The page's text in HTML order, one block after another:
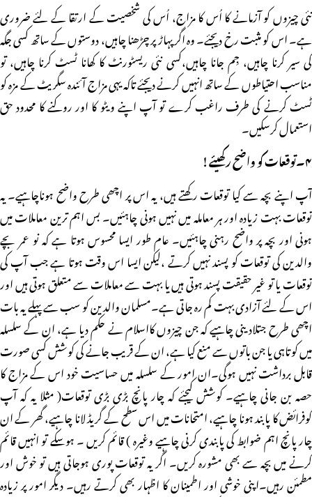
نئی چیزوں کو آزمانے کا اُس کا مزاج، اُس کی شخصیت کے ارتقا کے لئے ضروری
ہے۔ اس کو مثبت رخ دیجئے۔ وہ اگر پہاڑ پر چڑھنا چاہیں، دوستوں کے ساتھ کسی جگہ
کی سیر کرنا چاہیں، جِم جانا چاہیں،کسی نئی ریسٹورنٹ کا کھانا ٹسٹ کرنا چاہیں، تو
مناسب احتیاطوں کے ساتھ انہیں کرنے دیجئے تاکہ یہی مزاج آئندہ سگریٹ کے مزہ کو
ٹسٹ کرنے کی طرف راغب کرے تو آپ اپنے ویٹو کا اور روکنے کا محدود حق
استعمال کرسکیں۔
۴۔توقعات کو واضح رکھیئے !
آپ اپنے بچہ سے کیا توقعات رکھتے ہیں، یہ اس پر اچھی طرح واضح ہوناچاہیے۔ یہ
توقعات بہت زیادہ اور ہر معاملہ میں نہیں ہونی چاہئیں۔ بس اہم ترین معاملات میں
ہونی اور بچہ پر واضح رہنی چاہئیں۔ عام طور ایسا محسوس ہوتا ہے کہ نو عمر بچے
والدین کی توقعات کو پسند نہیں کرتے ،لیکن ایسا اس وقت ہوتا ہے جب آپ کی
توقعات یا تو غیر حقیقت پسند ہوتی ہیں یا بہت سے معاملات سے متعلق ہوتی ہیں اور
اس کے لئے آزادی بہت کم رہ جاتی ہے۔مسلمان والدین کو سب سے پہلے یہ بات
اچھی طرح جتلادینی چاہیے کہ جن چیزوں کااسلام نے حکم دیا ہے، ان کے سلسلہ
میں کوتاہی یا جن باتوں سے منع کیا ہے، ان کے قریب جانے کی کوشش کسی صورت
قابل برداشت نہیں ہوگی۔ان امور کے سلسلہ میں حساسیت خود اس کے مزاج کا
حصہ بن جانی چاہیے۔ کوشش کیجئے کہ چار پانچ بڑی بڑی توقعات( مثلا یہ کہ آپ
کوفرائض کا پابند ہونا چاہیے، امتحانات میں اس سطح کے گریڈ لانا چاہیے، گھر کے ان
چار پانچ اہم ضوابط کی پابندی کرنی چاہیے وغیرہ ) قائم کریں ۔ ہوسکے تو انہیں قائم
کرنے میں بچہ سے بھی مشورہ کریں۔ اگر یہ توقعات پوری ہوجاتی ہیں تو خوش اور
مطمئن رہیں۔اپنی خوشی اور اطمینان کا اظہار بھی کرتے رہیں۔ دیگر امور پر زیادہ